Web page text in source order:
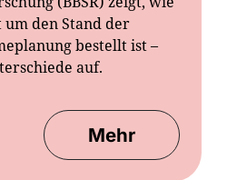
den Stand der
bestellt ist –
auf.
Mehr